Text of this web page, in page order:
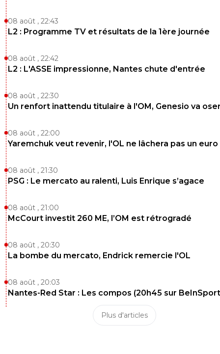
Répondre
08 août , 22:43
L2 : Programme TV et résultats de la 1ère journée
08 août , 22:42
L2 : L'ASSE impressionne, Nantes chute d'entrée
08 août , 22:30
Un renfort inattendu titulaire à l'OM, Genesio va
08 août , 22:00
Yaremchuk veut revenir, l'OL ne lâchera pas un euro
08 août , 21:30
PSG : Le mercato au ralenti, Luis Enrique s’agace
08 août , 21:00
McCourt investit 260 ME, l’OM est rétrogradé
08 août , 20:30
La bombe du mercato, Endrick remercie l'OL
08 août , 20:03
Nantes-Red Star : Les compos (20h45 sur
Plus d'articles